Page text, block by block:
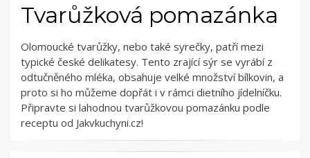
Tvarůžková pomazánka
Olomoucké tvarůžky, nebo také syrečky, patří mezi
typické české delikatesy. Tento zrající sýr se vyrábí z
odtučněného mléka, obsahuje velké množství bílkovin, a
proto si ho můžeme dopřát i v rámci dietního jídelníčku.
Připravte si lahodnou tvarůžkovou pomazánku podle
receptu od Jakvkuchyni.cz!